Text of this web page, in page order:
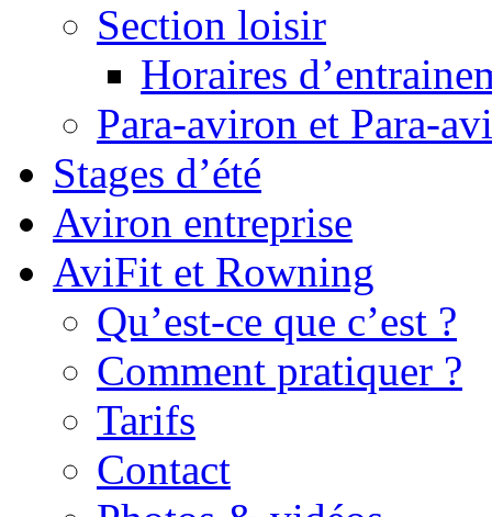
Section loisir
Horaires
Para-aviron et Para-
Stages d’été
Aviron entreprise
AviFit et Rowning
Qu’est-ce que c’est ?
Comment pratiquer ?
Tarifs
Contact